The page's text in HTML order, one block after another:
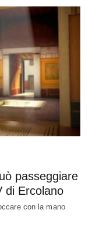
passeggiare
di Ercolano
con la mano